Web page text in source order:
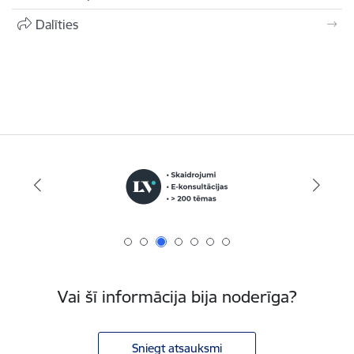
Dalīties
Vai šī informācija bija noderīga?
Sniegt atsauksmi